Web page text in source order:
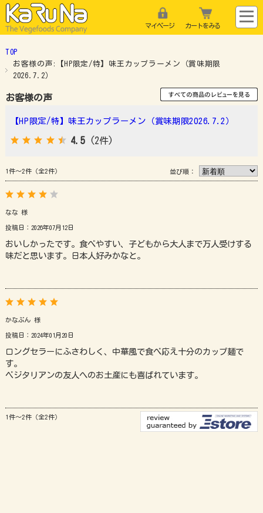
マイページ カートをみる
TOP
お客様の声:【HP限定/特】味王カップラーメン（賞味期限
2026.7.2）
お客様の声
【HP限定/特】味王カップラーメン（賞味期限2026.7.2）
4.5 (2件)
1件～2件（全2件） 並び順：
なな 様
投稿日：2026年07月12日
おいしかったです。食べやすい、子どもから大人まで万人受けする
味だと思います。日本人好みかなと。
かなぶん 様
投稿日：2024年01月20日
ロングセラーにふさわしく、中華風で食べ応え十分のカップ麺で
す。
ベジタリアンの友人へのお土産にも喜ばれています。
1件～2件（全2件）